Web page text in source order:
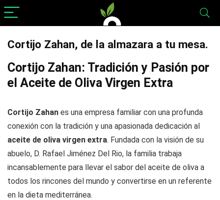
Cortijo Zahan, de la almazara a tu mesa.
Cortijo Zahan: Tradición y Pasión por
el Aceite de Oliva Virgen Extra
Cortijo Zahan es una empresa familiar con una profunda
conexión con la tradición y una apasionada dedicación al
aceite de oliva virgen extra. Fundada con la visión de su
abuelo, D. Rafael Jiménez Del Rio, la familia trabaja
incansablemente para llevar el sabor del aceite de oliva a
todos los rincones del mundo y convertirse en un referente
en la dieta mediterránea.